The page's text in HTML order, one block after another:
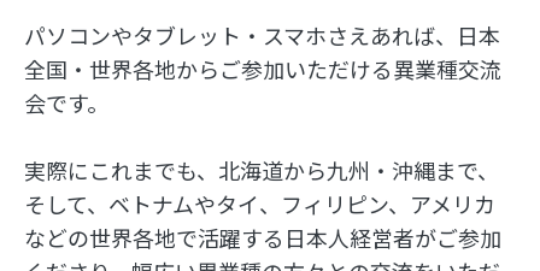
パソコンやタブレット・スマホさえあれば、日本
全国・世界各地からご参加いただける異業種交流
会です。
実際にこれまでも、北海道から九州・沖縄まで、
そして、ベトナムやタイ、フィリピン、アメリカ
などの世界各地で活躍する日本人経営者がご参加